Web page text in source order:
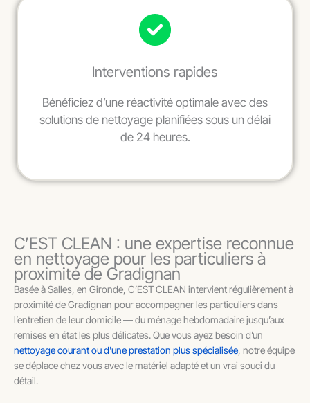
Interventions rapides
Bénéficiez d’une réactivité optimale avec des
solutions de nettoyage planifiées sous un délai
de 24 heures.
C’EST CLEAN : une expertise reconnue
en nettoyage pour les particuliers à
proximité de Gradignan
Basée à Salles, en Gironde, C’EST CLEAN intervient régulièrement à
proximité de Gradignan pour accompagner les particuliers dans
l’entretien de leur domicile — du ménage hebdomadaire jusqu’aux
remises en état les plus délicates. Que vous ayez besoin d’un
nettoyage courant ou d'une prestation plus spécialisée , notre équipe
se déplace chez vous avec le matériel adapté et un vrai souci du
détail.